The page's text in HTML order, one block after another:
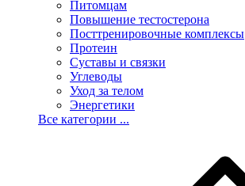
Питомцам
Повышение тестостерона
Посттренировочные комплексы
Протеин
Суставы и связки
Углеводы
Уход за телом
Энергетики
Все категории ...